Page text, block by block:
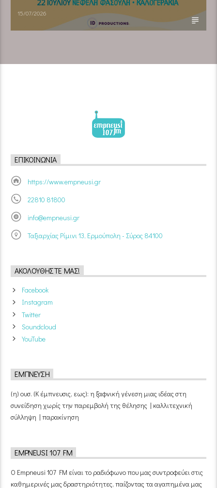
15/07/2026
ΕΠΙΚΟΙΝΩΝΊΑ
https://www.empneusi.gr
22810 81800
info@empneusi.gr
Ταξιαρχίας Ρίμινι 13, Ερμούπολη - Σύρος 84100
ΑΚΟΛΟΥΘΉΣΤΕ ΜΑΣ!
Facebook
Instagram
Twitter
Soundcloud
YouTube
ΈΜΠΝΕΥΣΗ
(η) ουσ. (Κ έμπνευσις, εως): η ξαφνική γένεση μιας ιδέας στη
συνείδηση χωρίς την παρεμβολή της θέλησης | καλλιτεχνική
σύλληψη | παρακίνηση
EMPNEUSI 107 FM
Ο Empneusi 107 FM είναι το ραδιόφωνο που μας συντροφεύει στις
καθημερινές μας δραστηριότητες, παίζοντας τα αγαπημένα μας